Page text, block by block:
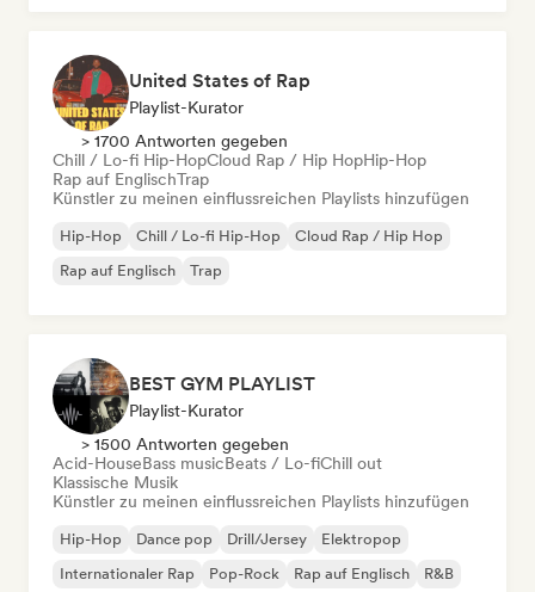
United States of Rap
Playlist-Kurator
> 1700 Antworten gegeben
Chill / Lo-fi Hip-HopCloud Rap / Hip HopHip-Hop
Rap auf EnglischTrap
Künstler zu meinen einflussreichen Playlists hinzufügen
Hip-Hop Chill / Lo-fi Hip-Hop
Cloud Rap / Hip Hop
Rap auf Englisch
Trap
BEST GYM PLAYLIST
Playlist-Kurator
> 1500 Antworten gegeben
Acid-HouseBass musicBeats / Lo-fiChill out
Klassische Musik
Künstler zu meinen einflussreichen Playlists hinzufügen
Hip-Hop Dance pop Drill/Jersey
Elektropop
Internationaler Rap
Pop-Rock Rap auf Englisch R&B